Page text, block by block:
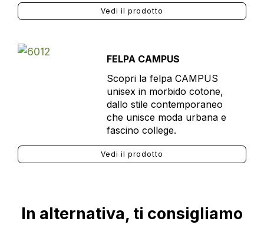
Vedi il prodotto
FELPA CAMPUS
Scopri la felpa CAMPUS
unisex in morbido cotone,
dallo stile contemporaneo
che unisce moda urbana e
fascino college.
Vedi il prodotto
In alternativa, ti consigliamo